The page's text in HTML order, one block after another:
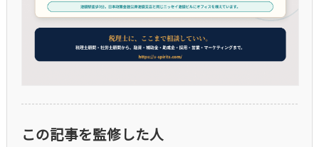
この記事を監修した人